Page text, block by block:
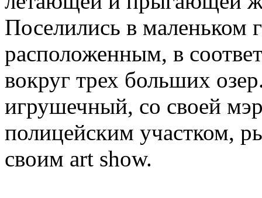
Поселились в маленьком
расположенным, в
вокруг трех больших
игрушечный, со своей
полицейским участком,
своим art show.